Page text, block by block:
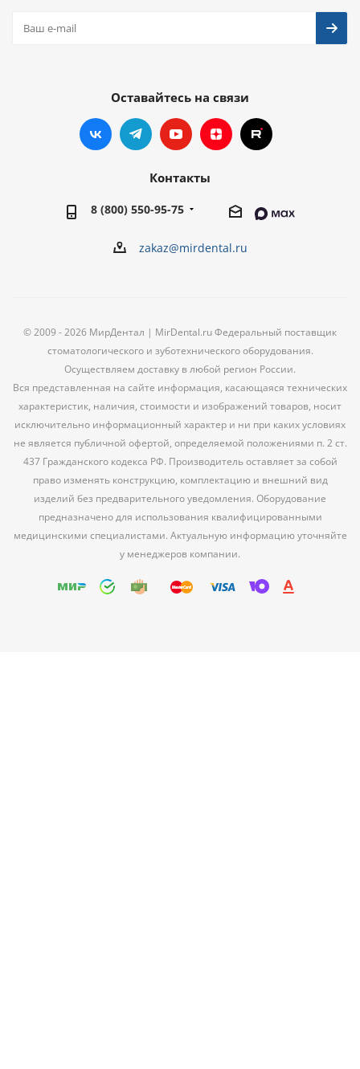
Оставайтесь на связи
Контакты
8 (800) 550-95-75
zakaz@mirdental.ru
© 2009 - 2026 МирДентал | MirDental.ru Федеральный поставщик
стоматологического и зуботехнического оборудования.
Осуществляем доставку в любой регион России.
Вся представленная на сайте информация, касающаяся технических
характеристик, наличия, стоимости и изображений товаров, носит
исключительно информационный характер и ни при каких условиях
не является публичной офертой, определяемой положениями п. 2 ст.
437 Гражданского кодекса РФ. Производитель оставляет за собой
право изменять конструкцию, комплектацию и внешний вид
изделий без предварительного уведомления. Оборудование
предназначено для использования квалифицированными
медицинскими специалистами. Актуальную информацию уточняйте
у менеджеров компании.